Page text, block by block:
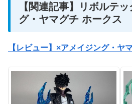
【関連記事】リボルテ
グ・ヤマグチ ホークス
【レビュー】×アメイジング・ヤ